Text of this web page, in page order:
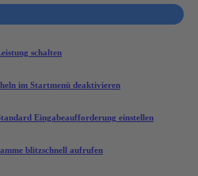
schalten
im Startmenü deaktivieren
Eingabeaufforderung einstellen
blitzschnell aufrufen